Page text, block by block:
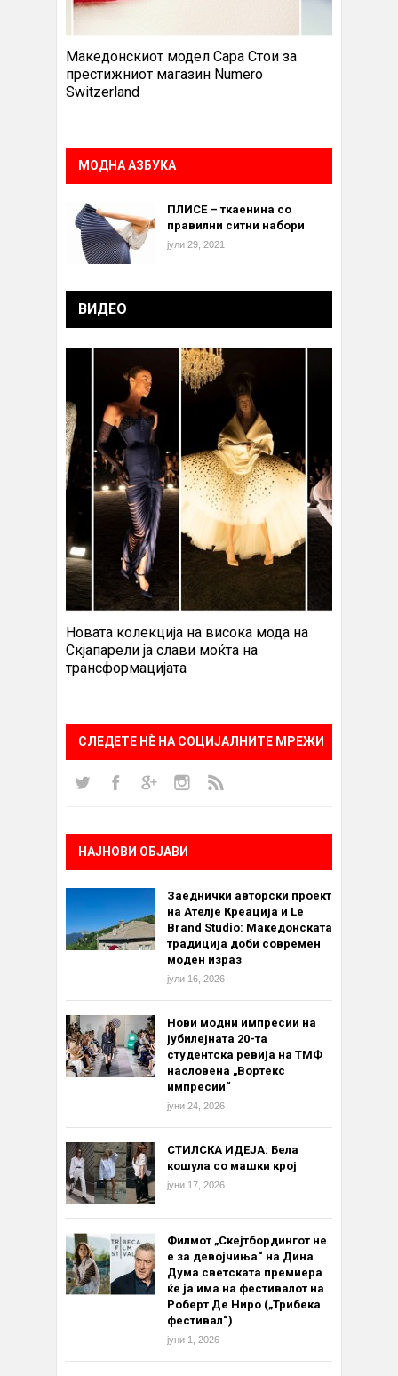
Македонскиот модел Сара Стои за
престижниот магазин Numero
Switzerland
МОДНА АЗБУКА
ПЛИСЕ – ткаенина со
правилни ситни набори
јули 29, 2021
ВИДЕО
Новата колекција на висока мода на
Скјапарели ја слави моќта на
трансформацијата
СЛЕДЕТЕ НÈ НА СОЦИЈАЛНИТЕ МРЕЖИ
НАЈНОВИ ОБЈАВИ
Заеднички авторски проект
на Ателје Креација и Le
Brand Studio: Македонската
традиција доби современ
моден израз
јули 16, 2026
Нови модни импресии на
јубилејната 20-та
студентска ревија на ТМФ
насловена „Вортекс
импресии“
јуни 24, 2026
СТИЛСКА ИДЕЈА: Бела
кошула со машки крој
јуни 17, 2026
Филмот „Скејтбордингот не
е за девојчиња“ на Дина
Дума светската премиера
ќе ја има на фестивалот на
Роберт Де Ниро („Трибека
фестивал“)
јуни 1, 2026